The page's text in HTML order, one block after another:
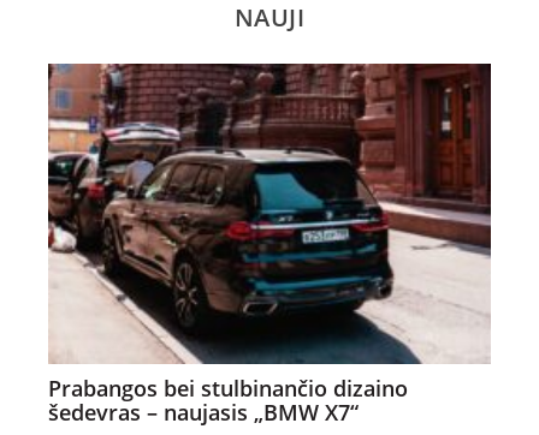
NAUJI
Prabangos bei stulbinančio dizaino
šedevras – naujasis „BMW X7“